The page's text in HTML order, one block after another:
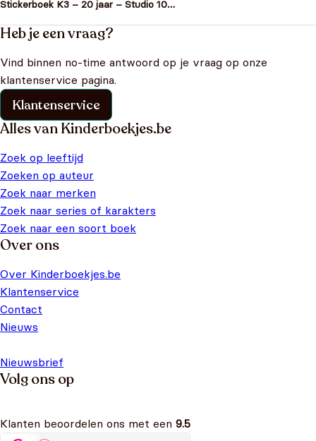
Stickerboek K3 – 20 jaar – Studio 100
Heb je een vraag?
Vind binnen no-time antwoord op je vraag op onze
klantenservice pagina.
Klantenservice
Alles van Kinderboekjes.be
Zoek op leeftijd
Zoeken op auteur
Zoek naar merken
Zoek naar series of karakters
Zoek naar een soort boek
Over ons
Over Kinderboekjes.be
Klantenservice
Contact
Nieuws
Nieuwsbrief
Volg ons op
Klanten beoordelen ons met een 9.5